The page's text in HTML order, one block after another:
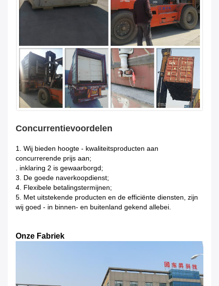
Concurrentievoordelen
1. Wij bieden hoogte - kwaliteitsproducten aan
concurrerende prijs aan;
. inklaring 2 is gewaarborgd;
3. De goede naverkoopdienst;
4. Flexibele betalingstermijnen;
5. Met uitstekende producten en de efficiënte diensten, zijn
wij goed - in binnen- en buitenland gekend allebei.
Onze Fabriek